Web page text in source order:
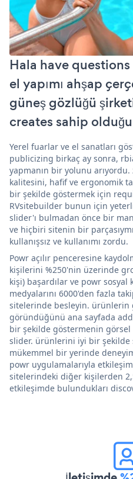
Hala have
el yapımı ahşap
güneş gözlüğü
creates sahip
Yerel fuarlar ve el sanatları
publicizing birkaç ay sonra,
yapmanın bir yolunu
kalitesini, hafif ve ergonomik
bir şekilde göstermek için
RVsitebuilder bunun için
slider'ı bulmadan önce bir
ve hiçbiri sitenin bir
kullanışsız ve kullanımı zordu.
Powr açılır penceresine
kişilerini %250'nin üzerinde
kişi) başardılar ve powr
medyalarını 6000'den fazla
sitelerinde besleyin. ürünlerin
göründüğünü ana sayfada
bir şekilde göstermenin
slider. ürünlerini iyi bir
mükemmel bir yerinde
powr uygulamalarıyla
sitelerindeki diğer kişilerden
etkileşimde bulundukları